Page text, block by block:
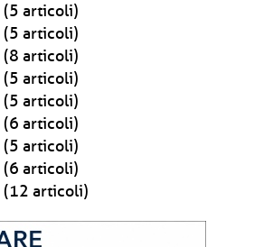
(5 articoli)
(5 articoli)
(8 articoli)
(5 articoli)
(5 articoli)
(6 articoli)
(5 articoli)
(6 articoli)
(12 articoli)